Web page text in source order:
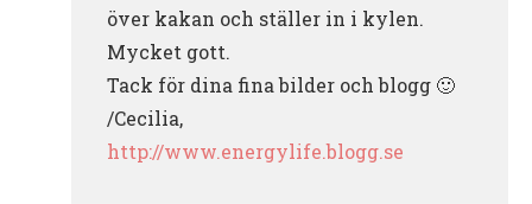
över kakan och ställer in i kylen.
Mycket gott.
Tack för dina fina bilder och blogg 🙂
/Cecilia,
http://www.energylife.blogg.se